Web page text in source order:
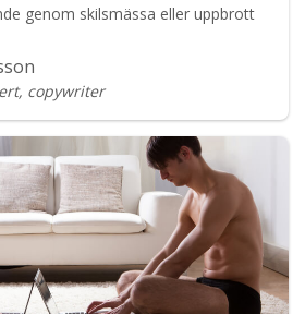
genom skilsmässa eller uppbrott
copywriter